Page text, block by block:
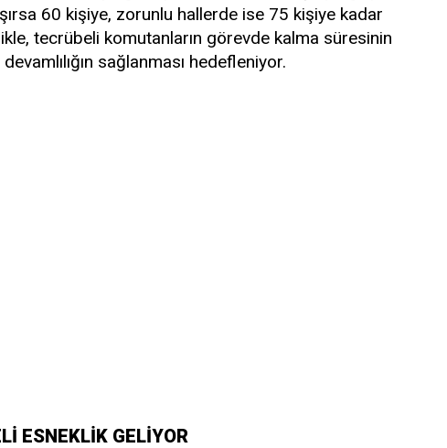
60 kişiye, zorunlu hallerde ise 75 kişiye kadar
tecrübeli komutanların görevde kalma süresinin
sağlanması hedefleniyor.
ESNEKLİK GELİYOR